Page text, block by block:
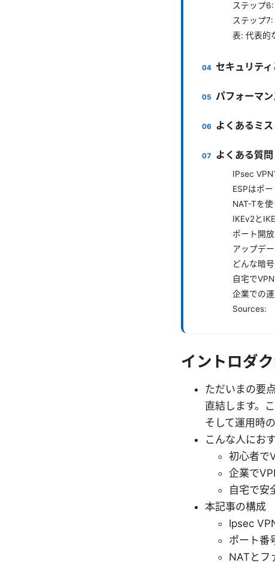
ステップ
ステップ
表: 代表的
セキュリテ
パフォーマ
よくあるミ
よくある質問
IPsec
ESPはポ
NAT-Tを
IKEv2と
ポート開
アップデ
どんな暗
自宅で
企業での
Sources:
イントロダ
ただいまの要
直結します。
そして運用時
こんな人にお
初心者で
企業で
自宅で安
本記事の構成
Ipsec
ポート番
NATとフ